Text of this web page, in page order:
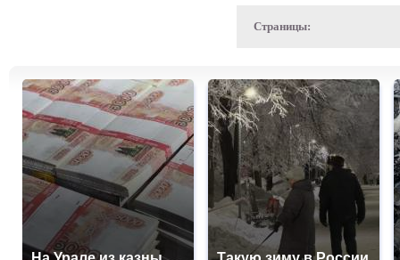
Страницы: